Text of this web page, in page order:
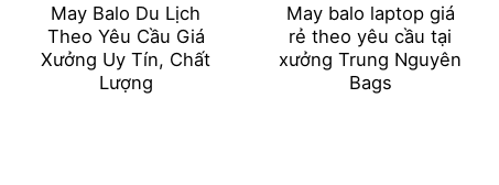
May Balo Du Lịch
Theo Yêu Cầu Giá
Xưởng Uy Tín, Chất
Lượng
May balo laptop giá
rẻ theo yêu cầu tại
xưởng Trung Nguyên
Bags